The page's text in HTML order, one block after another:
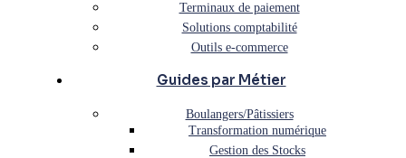
Terminaux de paiement
Solutions comptabilité
Outils e-commerce
Guides par Métier
Boulangers/Pâtissiers
Transformation numérique
Gestion des Stocks